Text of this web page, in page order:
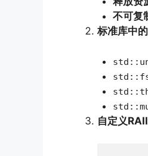
不可复
标准库中
自定义